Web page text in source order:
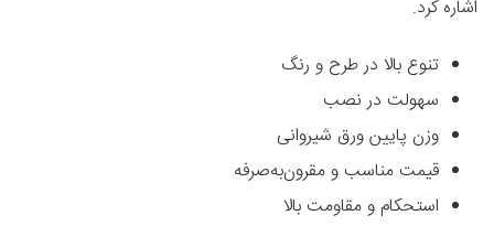
اشاره کرد.
تنوع بالا در طرح و رنگ
سهولت در نصب
وزن پایین ورق شیروانی
قیمت مناسب و مقرون‌به‌صرفه
استحکام و مقاومت بالا